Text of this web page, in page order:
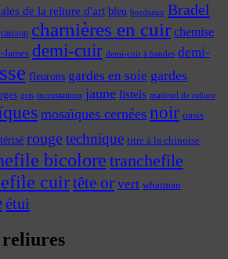
de la reliure d'art bleu bordeaux Bradel
caisson charnières en cuir chemise
demi-cuir demi-cuir à bandes demi-
fleurons gardes en soie gardes
gris incrustations jaune listels matériel de reliure
mosaïques cernées noir oasis
rougetechnique titre à la chinoise
bicolore tranchefile
cuirtête or vert whatman
étui